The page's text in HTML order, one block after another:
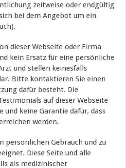
zeitweise oder endgültig
bei dem Angebot um ein
dieser Webseite oder Firma
kein Ersatz für eine persönliche
und stellen keinesfalls
Bitte kontaktieren Sie einen
dafür besteht. Die
auf dieser Webseite
und keine Garantie dafür, dass
werden.
persönlichen Gebrauch und zu
Diese Seite und alle
als medizinischer